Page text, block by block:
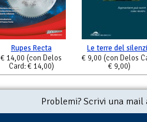
Rupes Recta
€ 14,00 (con Delos
Card: € 14,00)
Le terre del
€ 9,00 (con Delos
€ 9,00)
Problemi? Scrivi una